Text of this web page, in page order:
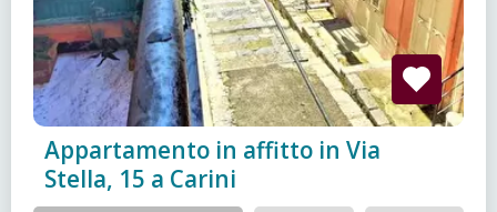
Appartamento in affitto in Via
Stella, 15 a Carini